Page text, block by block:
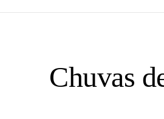
Chuvas